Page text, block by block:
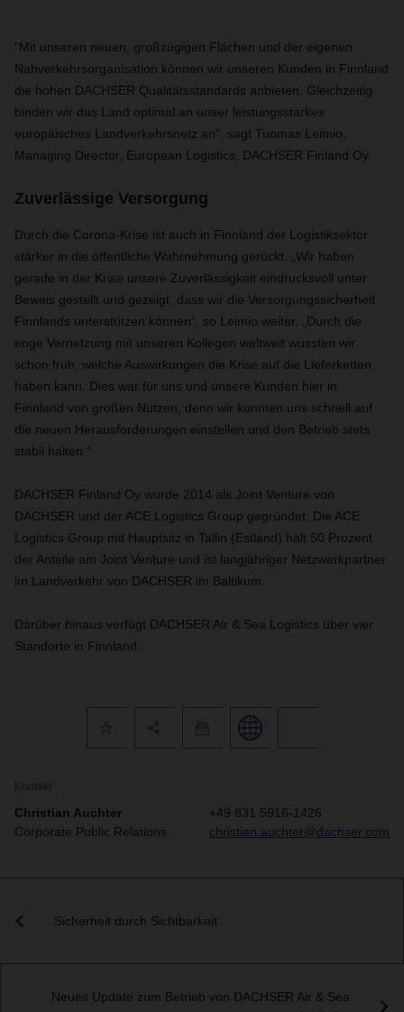
"Mit unseren neuen, großzügigen Flächen und der eigenen
Nahverkehrsorganisation können wir unseren Kunden in Finnland
die hohen DACHSER Qualitätsstandards anbieten. Gleichzeitig
binden wir das Land optimal an unser leistungsstarkes
europäisches Landverkehrsnetz an", sagt Tuomas Leimio,
Managing Director, European Logistics, DACHSER Finland Oy.
Zuverlässige Versorgung
Durch die Corona-Krise ist auch in Finnland der Logistiksektor
stärker in die öffentliche Wahrnehmung gerückt. „Wir haben
gerade in der Krise unsere Zuverlässigkeit eindrucksvoll unter
Beweis gestellt und gezeigt, dass wir die Versorgungssicherheit
Finnlands unterstützen können“, so Leimio weiter. „Durch die
enge Vernetzung mit unseren Kollegen weltweit wussten wir
schon früh, welche Auswirkungen die Krise auf die Lieferketten
haben kann. Dies war für uns und unsere Kunden hier in
Finnland von großen Nutzen, denn wir konnten uns schnell auf
die neuen Herausforderungen einstellen und den Betrieb stets
stabil halten.“
DACHSER Finland Oy wurde 2014 als Joint Venture von
DACHSER und der ACE Logistics Group gegründet. Die ACE
Logistics Group mit Hauptsitz in Tallin (Estland) hält 50 Prozent
der Anteile am Joint Venture und ist langjähriger Netzwerkpartner
im Landverkehr von DACHSER im Baltikum.
Darüber hinaus verfügt DACHSER Air & Sea Logistics über vier
Standorte in Finnland.
Kontakt
Christian Auchter
Corporate Public Relations
+49 831 5916-1426
christian.auchter@dachser.com
Sicherheit durch Sichtbarkeit
Neues Update zum Betrieb von DACHSER Air & Sea